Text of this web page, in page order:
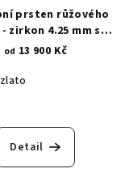
prsten růžového
zirkon 4.25 mm s
krapnami 1633
od 13 900 Kč
Detail